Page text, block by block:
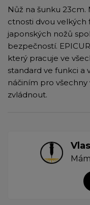
Nůž na šunku
ctnosti dvou velkých
japonských nožů
bezpečností.
který pracuje ve
standard ve funkci a
náčiním pro
zvládnout.